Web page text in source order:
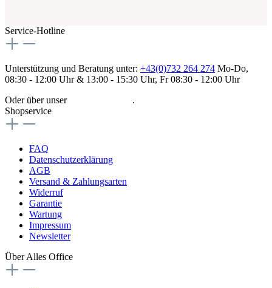
Service-Hotline
Unterstützung und Beratung unter: +43(0)732 264 274 Mo-Do,
08:30 - 12:00 Uhr & 13:00 - 15:30 Uhr, Fr 08:30 - 12:00 Uhr
Oder über unser
.
Shopservice
FAQ
Datenschutzerklärung
AGB
Versand & Zahlungsarten
Widerruf
Garantie
Wartung
Impressum
Newsletter
Über Alles Office